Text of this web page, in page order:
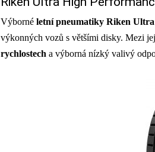
Výborné letní pneumatiky Riken
výkonných vozů s většími disky. Mezi
rychlostech a výborná nízký valivý